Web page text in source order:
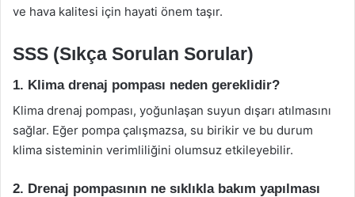
ve hava kalitesi için hayati önem taşır.
SSS (Sıkça Sorulan Sorular)
1. Klima drenaj pompası neden gereklidir?
Klima drenaj pompası, yoğunlaşan suyun dışarı atılmasını
sağlar. Eğer pompa çalışmazsa, su birikir ve bu durum
klima sisteminin verimliliğini olumsuz etkileyebilir.
2. Drenaj pompasının ne sıklıkla bakım yapılması